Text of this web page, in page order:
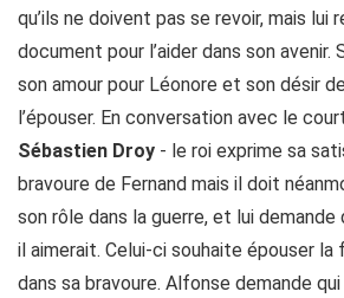
qu’ils ne doivent pas se revoir, mais lui
document pour l’aider dans son avenir.
son amour pour Léonore et son désir
l’épouser. En conversation avec le
Sébastien Droy - le roi exprime sa
bravoure de Fernand mais il doit
son rôle dans la guerre, et lui
il aimerait. Celui-ci souhaite épouser la
dans sa bravoure. Alfonse demande